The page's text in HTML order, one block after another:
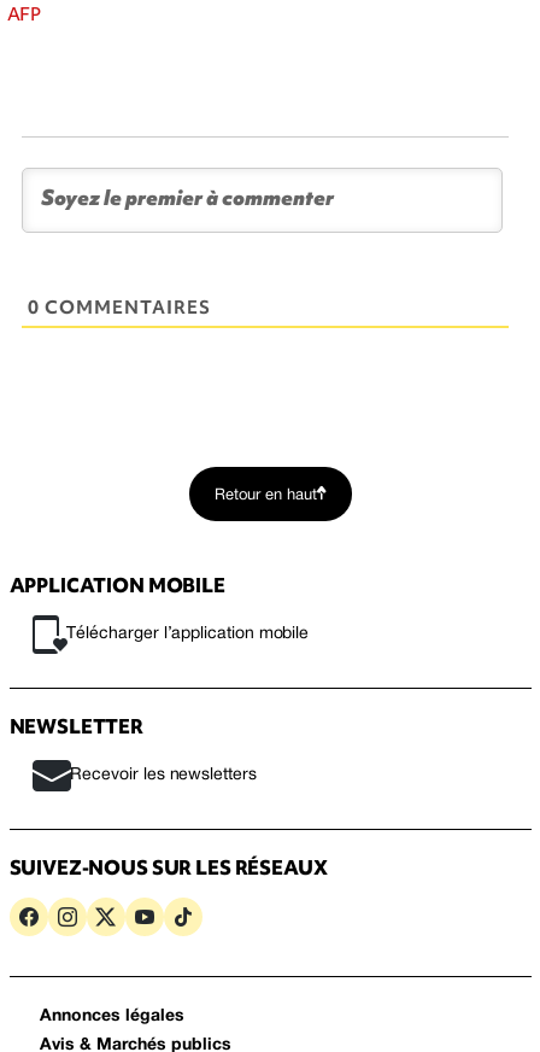
AFP
0 COMMENTAIRES
Retour en haut
APPLICATION MOBILE
Télécharger l’application mobile
NEWSLETTER
Recevoir les newsletters
SUIVEZ-NOUS SUR LES RÉSEAUX
Annonces légales
Avis & Marchés publics